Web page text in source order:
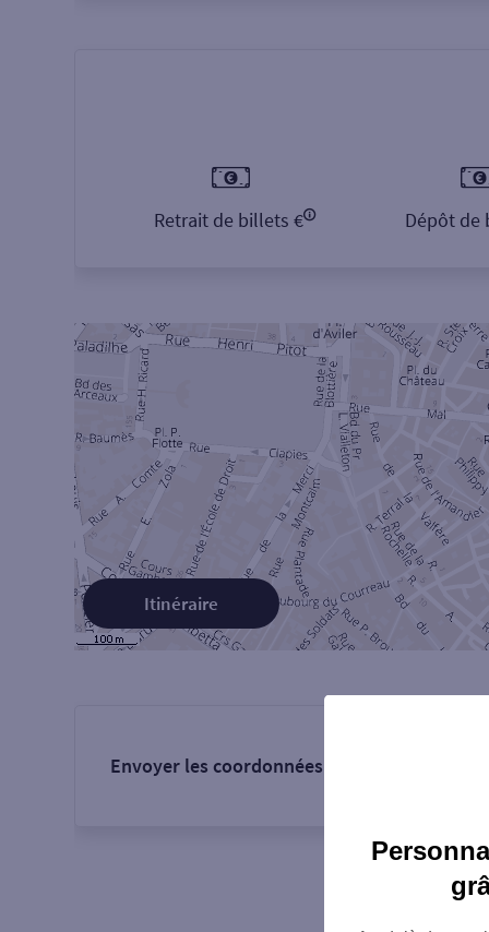
Retrait de billets € Dépôt de
Itinéraire
Envoyer les coordonnées de l'agence :